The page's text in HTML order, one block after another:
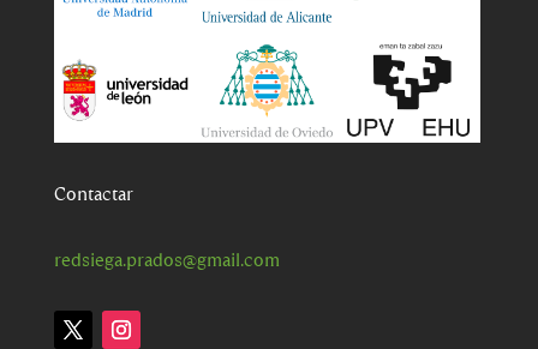
Contactar
redsiega.prados@gmail.com